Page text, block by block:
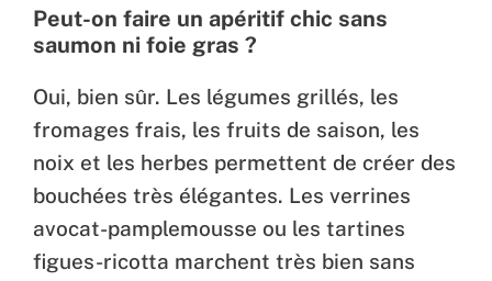
Peut-on faire un apéritif chic sans
saumon ni foie gras ?
Oui, bien sûr. Les légumes grillés, les
fromages frais, les fruits de saison, les
noix et les herbes permettent de créer des
bouchées très élégantes. Les verrines
avocat-pamplemousse ou les tartines
figues-ricotta marchent très bien sans